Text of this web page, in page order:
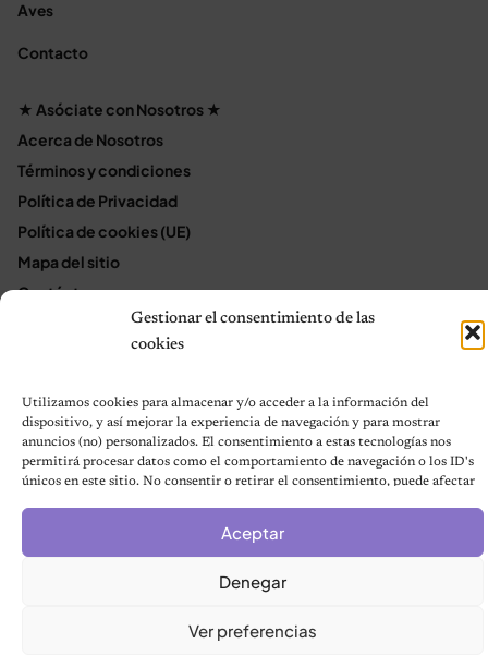
Gestionar el consentimiento de las
cookies
Utilizamos cookies para almacenar y/o acceder a la información del
dispositivo, y así mejorar la experiencia de navegación y para mostrar
anuncios (no) personalizados. El consentimiento a estas tecnologías nos
permitirá procesar datos como el comportamiento de navegación o los ID's
únicos en este sitio. No consentir o retirar el consentimiento, puede afectar
Aceptar
Denegar
Ver preferencias
Aves
Contacto
★ Asóciate con Nosotros ★
Acerca de Nosotros
Términos y condiciones
Política de Privacidad
Política de cookies (UE)
Mapa del sitio
Contáctanos
Terms and Conditions
© 2026 Notas de Mascotas
Política de privacidad